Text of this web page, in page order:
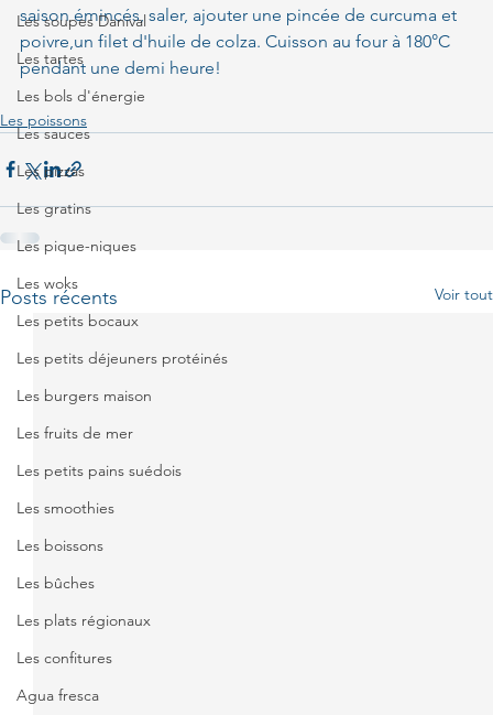
Les soupes Danival
Les tartes
Les bols d'énergie
Les sauces
Les pizzas
Les gratins
Les pique-niques
Les woks
Les petits bocaux
Les petits déjeuners protéinés
Les burgers maison
Les fruits de mer
Les petits pains suédois
Les smoothies
Les boissons
Les bûches
Les plats régionaux
Les confitures
Agua fresca
saison émincés, saler, ajouter une pincée de curcuma et
poivre,un filet d'huile de colza. Cuisson au four à 180°C
pendant une demi heure!
Les poissons
Posts récents Voir tout